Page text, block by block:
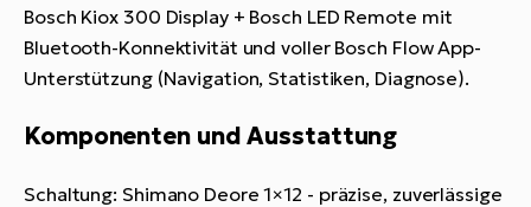
Bosch Kiox 300 Display + Bosch LED Remote mit
Bluetooth-Konnektivität und voller Bosch Flow App-
Unterstützung (Navigation, Statistiken, Diagnose).
Komponenten und Ausstattung
Schaltung: Shimano Deore 1×12 - präzise, zuverlässige